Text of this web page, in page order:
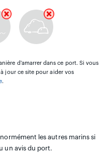
d'amarrer dans ce port. Si vous
jour ce site pour aider vos
.
les autres marins si
un avis du port.